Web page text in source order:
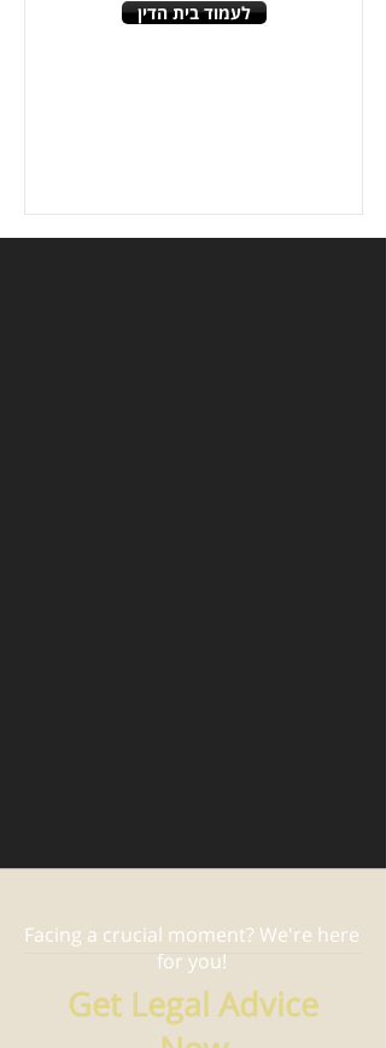
לעמוד בית הדין
Facing a crucial moment? We're here
for you!
Get Legal Advice